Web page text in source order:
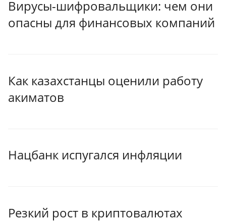
Вирусы-шифровальщики: чем они
опасны для финансовых компаний
Как казахстанцы оценили работу
акиматов
Нацбанк испугался инфляции
Резкий рост в криптовалютах